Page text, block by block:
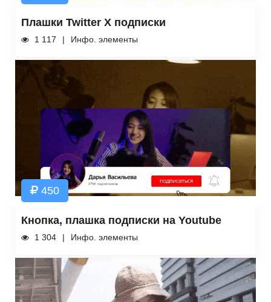
Плашки Twitter X подписки
1 117 Инфо. элементы
450
Кнопка, плашка подписки на Youtube
1 304 Инфо. элементы